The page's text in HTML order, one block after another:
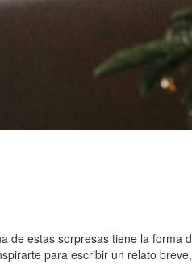
de estas sorpresas tiene la forma
para escribir un relato